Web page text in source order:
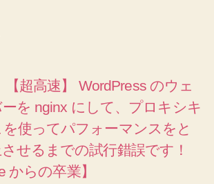
【超高速】 WordPress のウェ
を nginx にして、プロキシキ
使ってパフォーマンスをと
せるまでの試行錯誤です！
からの卒業】